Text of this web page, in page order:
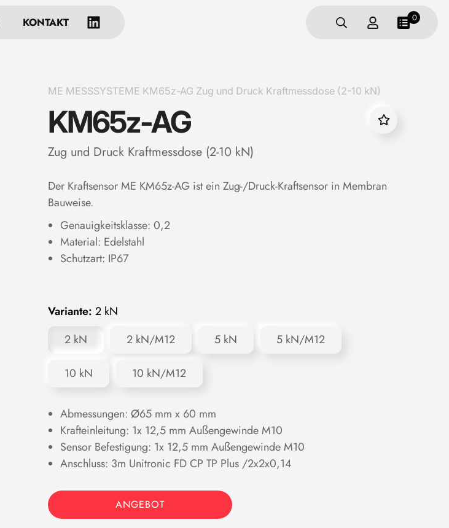
KONTAKT 0
ME MESSSYSTEME KM65z-AG Zug und Druck Kraftmessdose (2-10 kN)
KM65z-AG
Zug und Druck Kraftmessdose (2-10 kN)
Der Kraftsensor ME KM65z-AG ist ein Zug-/Druck-Kraftsensor in Membran
Bauweise.
Genauigkeitsklasse: 0,2
Material: Edelstahl
Schutzart: IP67
Variante: 2 kN
2 kN
2 kN/M12 5 kN 5 kN/M12
10 kN 10 kN/M12
Abmessungen: Ø65 mm x 60 mm
Krafteinleitung: 1x 12,5 mm Außengewinde M10
Sensor Befestigung: 1x 12,5 mm Außengewinde M10
Anschluss: 3m Unitronic FD CP TP Plus /2x2x0,14
ANGEBOT